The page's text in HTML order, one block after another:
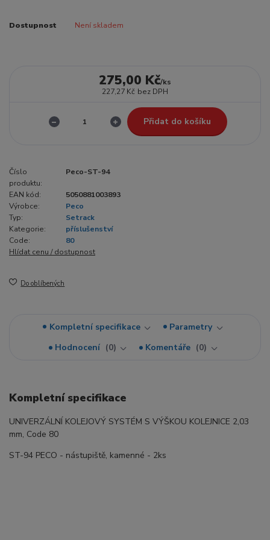
Dostupnost Není skladem
275,00 Kč/ks
227,27 Kč bez DPH
Přidat do košíku
Číslo
produktu:
Peco-ST-94
EAN kód:
5050881003893
Výrobce:
Peco
Typ:
Setrack
Kategorie:
příslušenství
Code:
80
Hlídat cenu / dostupnost
Do oblíbených
Kompletní specifikace
Parametry
Hodnocení
0 Komentáře 0
Kompletní specifikace
UNIVERZÁLNÍ KOLEJOVÝ SYSTÉM S VÝŠKOU KOLEJNICE 2,03
mm, Code 80
ST-94 PECO - nástupiště, kamenné - 2ks